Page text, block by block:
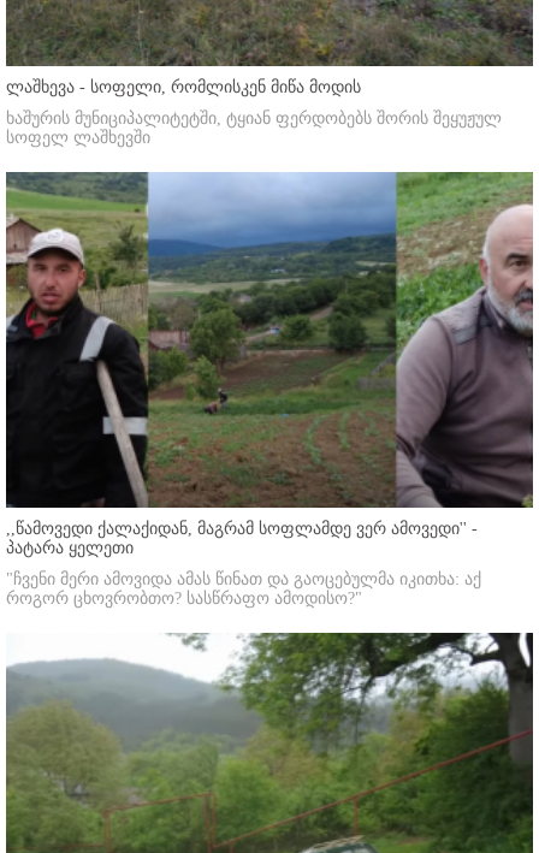
ლაშხევა - სოფელი, რომლისკენ მიწა მოდის
ხაშურის მუნიციპალიტეტში, ტყიან ფერდობებს შორის შეყუჟულ
სოფელ ლაშხევში
,,წამოვედი ქალაქიდან, მაგრამ სოფლამდე ვერ ამოვედი'' -
პატარა ყელეთი
"ჩვენი მერი ამოვიდა ამას წინათ და გაოცებულმა იკითხა: აქ
როგორ ცხოვრობთო? სასწრაფო ამოდისო?"